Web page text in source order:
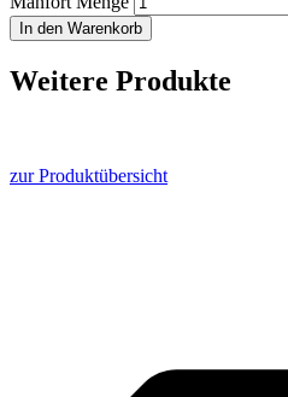
In den Warenkorb
Weitere Produkte
zur Produktübersicht